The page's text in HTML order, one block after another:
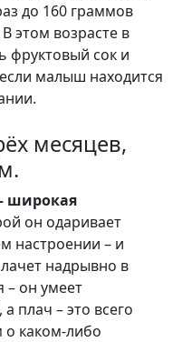
до 160 граммов
этом возрасте в
фруктовый сок и
малыш находится
месяцев,
широкая
он одаривает
настроении – и
надрывно в
– он умеет
плач – это всего
о каком-либо